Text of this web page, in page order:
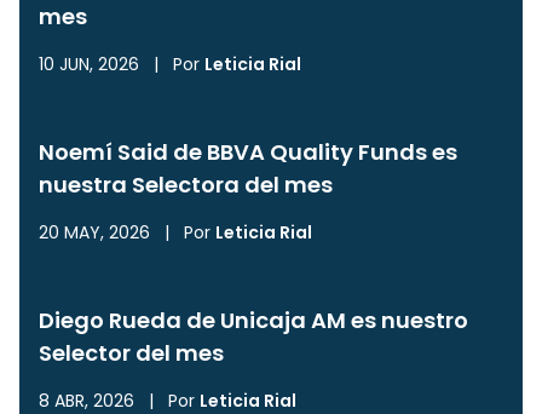
mes
10 JUN, 2026 | Por Leticia Rial
Noemí Said de BBVA Quality Funds es
nuestra Selectora del mes
20 MAY, 2026 | Por Leticia Rial
Diego Rueda de Unicaja AM es nuestro
Selector del mes
8 ABR, 2026 | Por Leticia Rial